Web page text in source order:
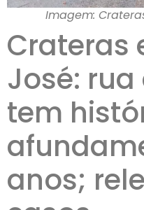
Imagem:
Crateras
José:
tem
anos;